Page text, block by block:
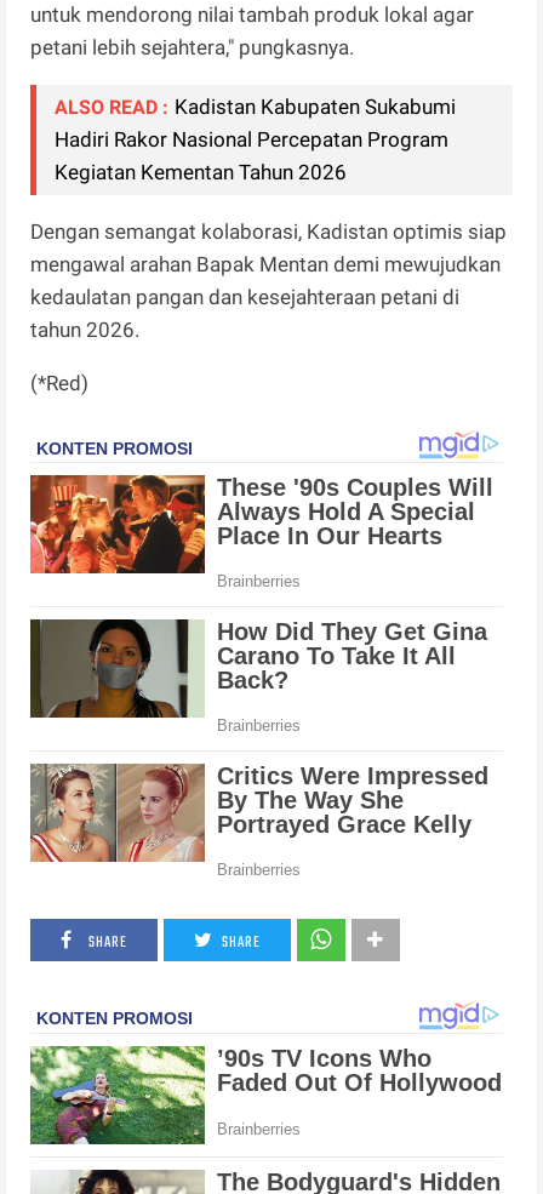
untuk mendorong nilai tambah produk lokal agar
petani lebih sejahtera," pungkasnya.
ALSO READ : Kadistan Kabupaten Sukabumi
Hadiri Rakor Nasional Percepatan Program
Kegiatan Kementan Tahun 2026
Dengan semangat kolaborasi, Kadistan optimis siap
mengawal arahan Bapak Mentan demi mewujudkan
kedaulatan pangan dan kesejahteraan petani di
tahun 2026.
(*Red)
SHARE SHARE